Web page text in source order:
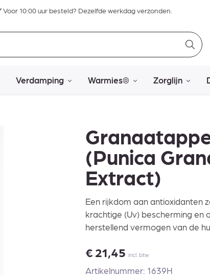
Voor 10:00 uur besteld? Dezelfde werkdag verzonden.
Verdamping Warmies® Zorglijn
(Punica
Extract)
Een rijkdom aan antioxidanten
krachtige (Uv) bescherming en
herstellend vermogen van de
€ 21,45 incl. btw
Artikelnummer: 1639H